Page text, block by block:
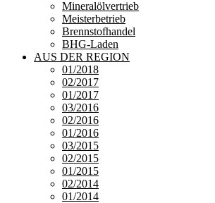
Mineralölvertrieb
Meisterbetrieb
Brennstofhandel
BHG-Laden
AUS DER REGION
01/2018
02/2017
01/2017
03/2016
02/2016
01/2016
03/2015
02/2015
01/2015
02/2014
01/2014